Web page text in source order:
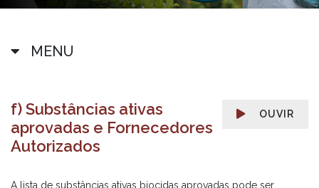
MENU
OUVIR
f) Substâncias ativas
aprovadas e Fornecedores
Autorizados
A lista de substâncias ativas biocidas aprovadas pode ser